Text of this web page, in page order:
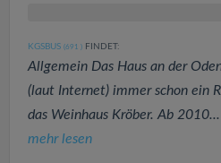
KGSBUS (691 ) FINDET:
Allgemein Das Haus an der
(laut Internet) immer schon ein
das Weinhaus Kröber. Ab 2010...
mehr lesen